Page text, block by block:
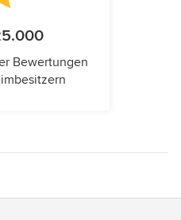
Bewertungen